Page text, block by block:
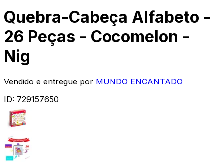
Quebra-Cabeça Alfabeto -
26 Peças - Cocomelon -
Nig
Vendido e entregue por MUNDO ENCANTADO
ID: 729157650